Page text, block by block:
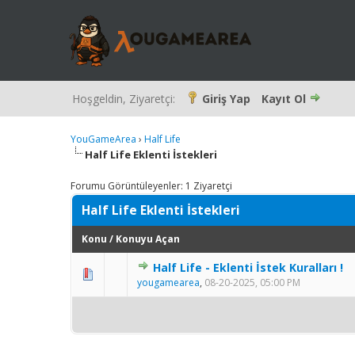
Hoşgeldin, Ziyaretçi: Giriş Yap Kayıt Ol
YouGameArea ›Half Life
Half Life Eklenti İstekleri
Forumu Görüntüleyenler: 1 Ziyaretçi
Half Life Eklenti İstekleri
Konu / Konuyu Açan
Half Life - Eklenti İstek Kuralları !
yougamearea, 08-20-2025, 05:00 PM